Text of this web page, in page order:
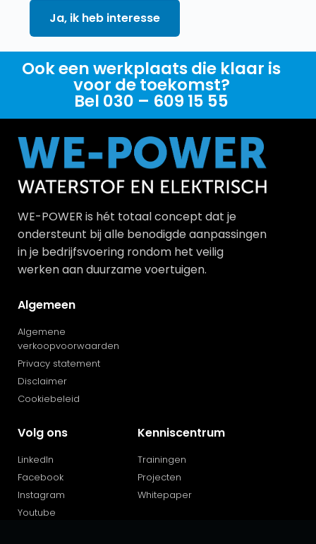
Ja, ik heb interesse
Ook een werkplaats die klaar is
voor de toekomst?
Bel 030 – 609 15 55
WE-POWER is hét totaal concept dat je
ondersteunt bij alle benodigde aanpassingen
in je bedrijfsvoering rondom het veilig
werken aan duurzame voertuigen.
Algemeen
Algemene
verkoopvoorwaarden
Privacy statement
Disclaimer
Cookiebeleid
Volg ons
LinkedIn
Facebook
Instagram
Youtube
Kenniscentrum
Trainingen
Projecten
Whitepaper